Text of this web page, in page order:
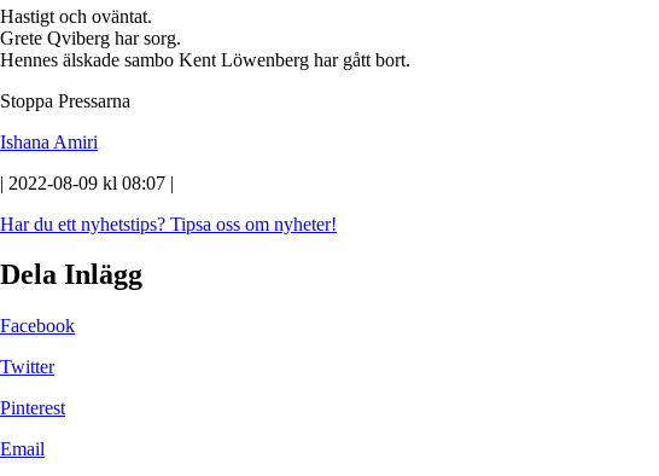
Hastigt och oväntat.
Grete Qviberg har sorg.
Hennes älskade sambo Kent Löwenberg har gått bort.
Stoppa Pressarna
Ishana Amiri
| 2022-08-09 kl 08:07 |
Har du ett nyhetstips? Tipsa oss om nyheter!
Dela Inlägg
Facebook
Twitter
Pinterest
Email